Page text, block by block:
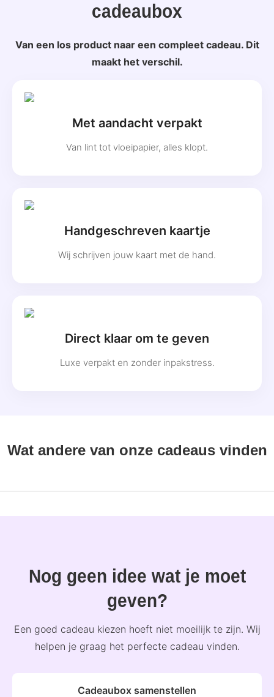
cadeaubox
Van een los product naar een compleet cadeau. Dit
maakt het verschil.
Met aandacht verpakt
Van lint tot vloeipapier, alles klopt.
Handgeschreven kaartje
Wij schrijven jouw kaart met de hand.
Direct klaar om te geven
Luxe verpakt en zonder inpakstress.
Wat andere van onze cadeaus vinden
Nog geen idee wat je moet
geven?
Een goed cadeau kiezen hoeft niet moeilijk te zijn. Wij
helpen je graag het perfecte cadeau vinden.
Cadeaubox samenstellen